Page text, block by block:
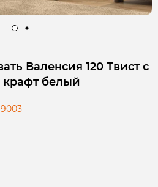
Валенсия 120 Твист с
белый